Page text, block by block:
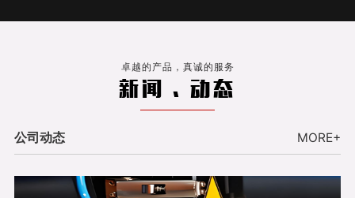
卓越的产品，真诚的服务
新闻 . 动态
公司动态 MORE+